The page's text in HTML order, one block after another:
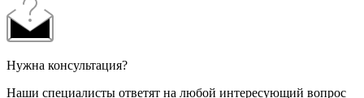
Нужна консультация?
Наши специалисты ответят на любой интересующий вопрос